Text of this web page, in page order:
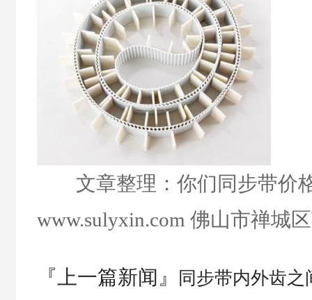
文章整理：你们同步带价
www.sulyxin.com 佛山市禅城
『上一篇新闻』 同步带内外齿之